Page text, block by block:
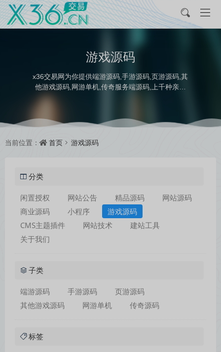
游戏源码
x36交易网为你提供端游源码,手游源码,页游源码,其
他游戏源码,网游单机,传奇服务端源码,上千种亲测
当前位置： 首页 游戏源码
分类
闲置授权 网站公告 精品源码
网站源码
商业源码
小程序
游戏源码
CMS主题插件
网站技术
建站工具
关于我们
子类
端游源码 手游源码
页游源码
其他游戏源码
网游单机 传奇源码
标签